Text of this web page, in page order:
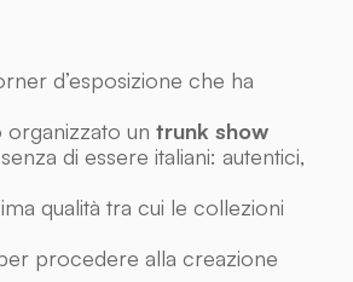
d’esposizione che ha
un trunk show
di essere italiani: autentici,
qualità tra cui le collezioni
procedere alla creazione